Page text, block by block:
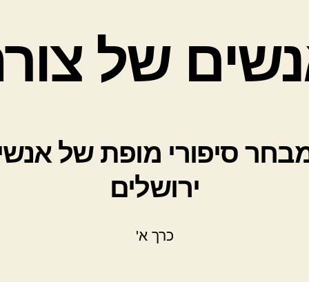
של
סיפורי מופת של
ירושלים
כרך א'